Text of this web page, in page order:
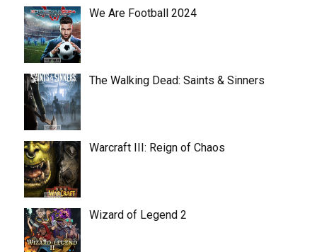
We Are Football 2024
The Walking Dead: Saints & Sinners
Warcraft III: Reign of Chaos
Wizard of Legend 2